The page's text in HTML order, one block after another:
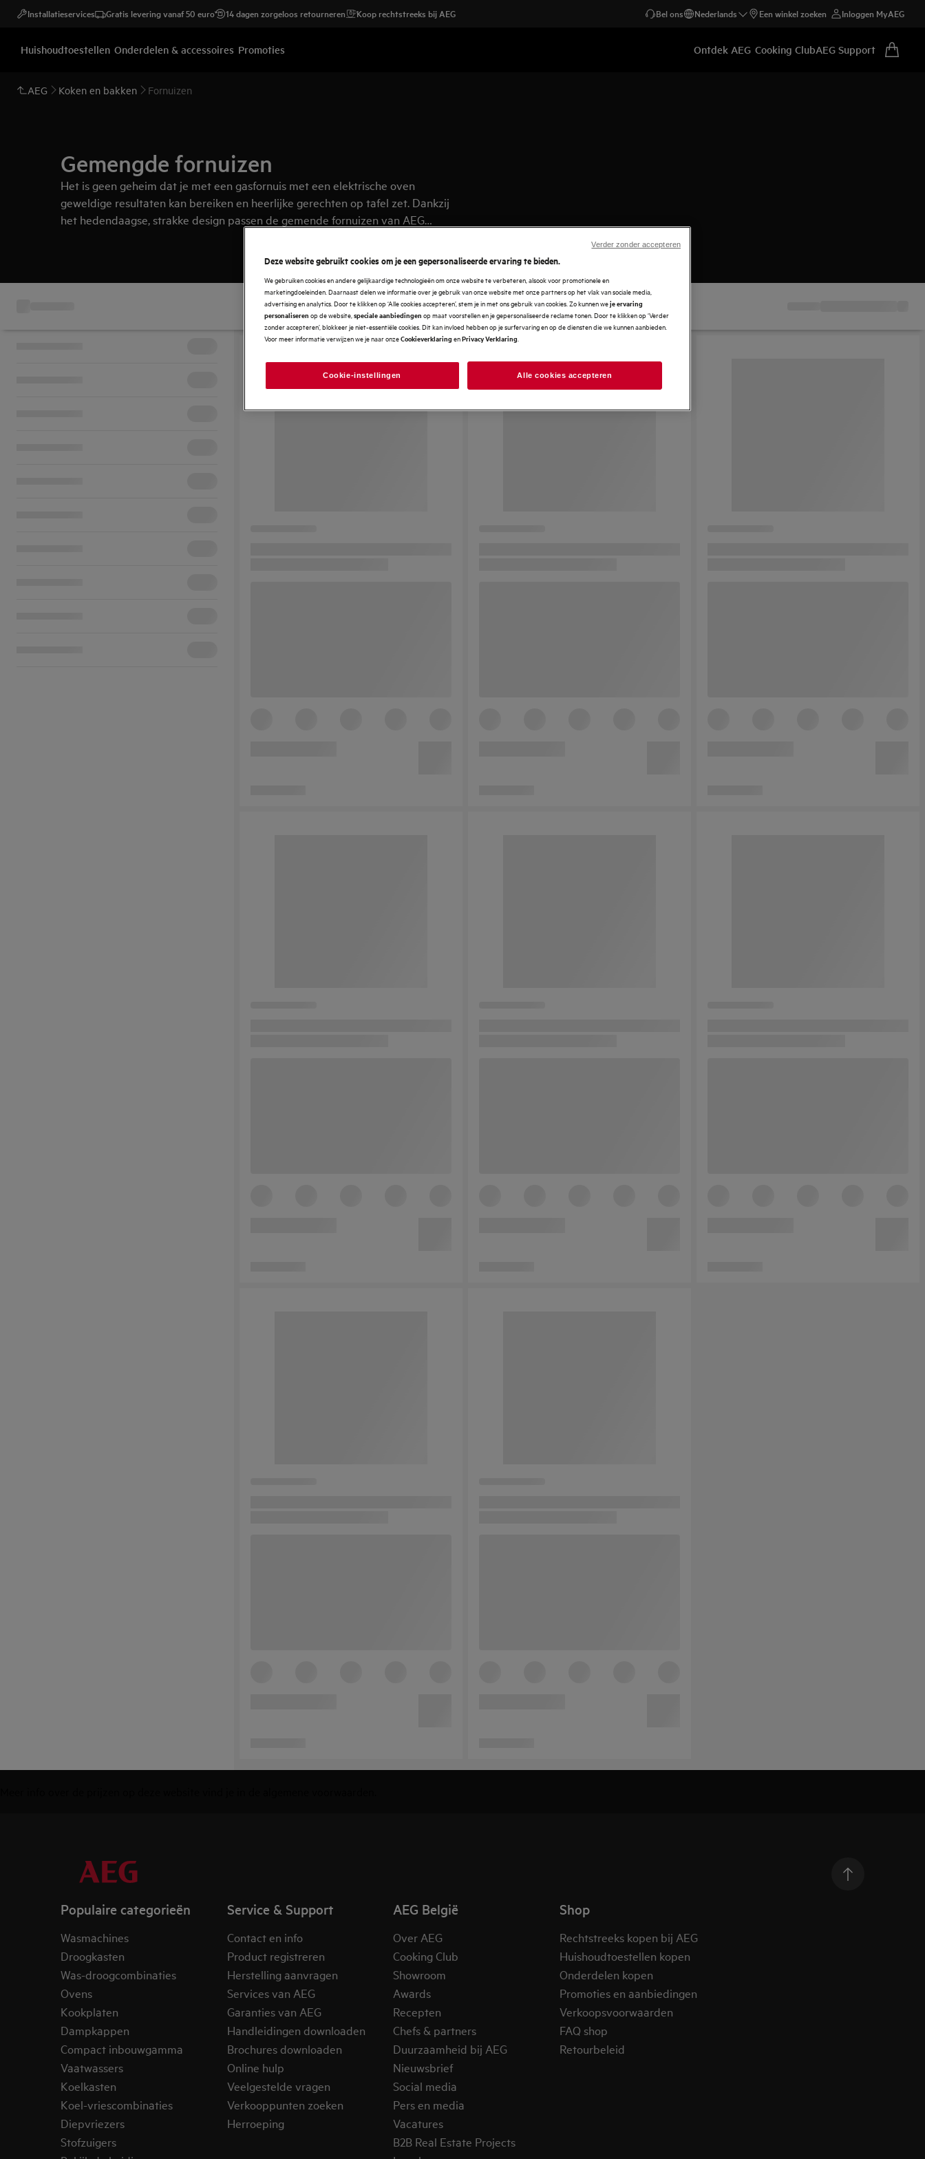
Installatieservices Gratis levering vanaf 50 euro 14 dagen zorgeloos retourneren Koop rechtstreeks bij AEG Bel ons Nederlands Een winkel zoeken Inloggen MyAEG
Huishoudtoestellen Onderdelen & accessoires Promoties Ontdek AEG Cooking ClubAEG Support
AEG Koken en bakken Fornuizen
Gemengde fornuizen
Het is geen geheim dat je met een gasfornuis met een elektrische oven
geweldige resultaten kan bereiken en heerlijke gerechten op tafel zet. Dankzij
het hedendaagse, strakke design passen de gemende fornuizen van AEG
Populaire categorieën
Wasmachines
Droogkasten
Was-droogcombinaties
Ovens
Kookplaten
Dampkappen
Compact inbouwgamma
Vaatwassers
Koelkasten
Koel-vriescombinaties
Diepvriezers
Stofzuigers
Service & Support
Contact en info
Product registreren
Herstelling aanvragen
Services van AEG
Garanties van AEG
Handleidingen downloaden
Brochures downloaden
Online hulp
Veelgestelde vragen
Verkooppunten zoeken
Herroeping
AEG België
Over AEG
Cooking Club
Showroom
Awards
Recepten
Chefs & partners
Duurzaamheid bij AEG
Nieuwsbrief
Social media
Pers en media
Vacatures
B2B Real Estate Projects
Shop
Rechtstreeks kopen bij AEG
Huishoudtoestellen kopen
Onderdelen kopen
Promoties en aanbiedingen
Verkoopsvoorwaarden
FAQ shop
Retourbeleid​
Deze website gebruikt cookies om je een gepersonaliseerde ervaring te bieden.
We gebruiken cookies en andere gelijkaardige technologieën om onze website te verbeteren, alsook voor promotionele en
marketingdoeleinden. Daarnaast delen we informatie over je gebruik van onze website met onze partners op het vlak van sociale media,
advertising en analytics. Door te klikken op ‘Alle cookies accepteren’, stem je in met ons gebruik van cookies. Zo kunnen weje ervaring
personaliseren op de website, speciale aanbiedingen op maat voorstellen en je gepersonaliseerde reclame tonen. Door te klikken op ‘Verder
zonder accepteren’, blokkeer je niet-essentiële cookies. Dit kan invloed hebben op je surfervaring en op de diensten die we kunnen aanbieden.
Voor meer informatie verwijzen we je naar onzeCookieverklaring enPrivacy Verklaring
Cookie-instellingen Alle cookies accepteren
Verder zonder accepteren